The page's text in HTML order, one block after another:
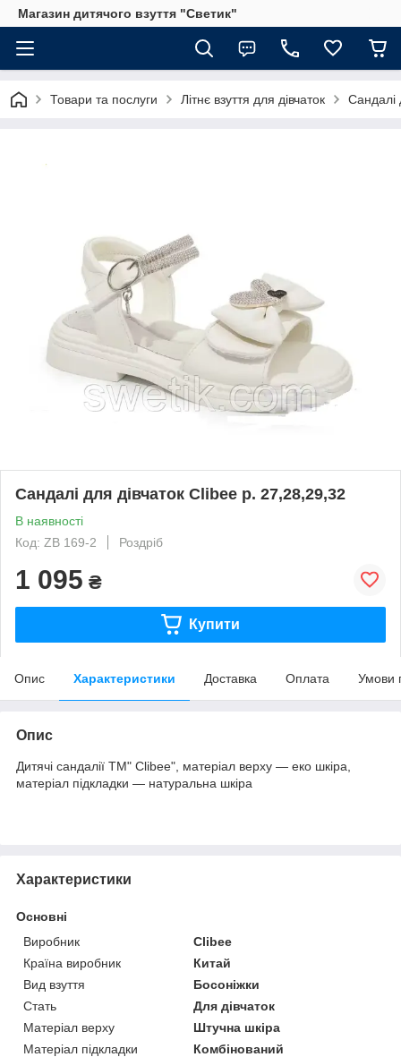
Магазин дитячого взуття "Светик"
Товари та послуги Літнє взуття для дівчаток Сандалі
Сандалі для дівчаток Clibee р. 27,28,29,32
В наявності
Код: ZВ 169-2
Роздріб
1 095 ₴
Купити
Опис Характеристики Доставка Оплата Умови
Опис
Дитячі сандалії ТМ" Clibee", матеріал верху — еко шкіра,
матеріал підкладки — натуральна шкіра
Характеристики
Основні
Виробник
Clibee
Країна виробник
Китай
Вид взуття
Босоніжки
Стать
Для дівчаток
Матеріал верху
Штучна шкіра
Матеріал підкладки
Комбінований